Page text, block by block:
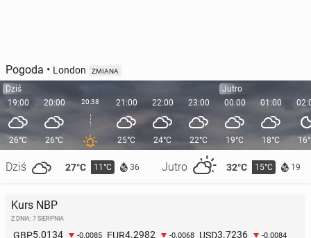
Pogoda • London ZMIANA
Dziś
19:00
26°C
Dziś 27°C 11°C 36 Jutro 32°C 15°C 19
20:00
26°C
20:38 21:00
25°C
22:00
24°C
23:00
22°C
Jutro
00:00
19°C
01:00
18°C
Kurs NBP
Z DNIA: 7 SIERPNIA
GBP5.0134 -0.0085 EUR4.2982 -0.0068 USD3.7236 -0.0084